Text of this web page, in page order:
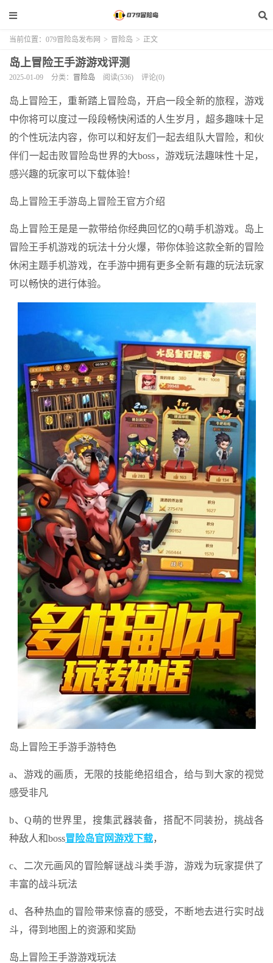
当前位置： 079冒险岛发布网 > 冒险岛 > 正文
岛上冒险王手游游戏评测
2025-01-09 分类： 冒险岛 阅读(536) 评论(0)
岛上冒险王，重新踏上冒险岛，开启一段全新的旅程，游戏
中你将可以度过一段段畅快闲适的人生岁月，超多趣味十足
的个性玩法内容，你可以和好友们一起去组队大冒险，和伙
伴们一起击败冒险岛世界的大boss，游戏玩法趣味性十足，
感兴趣的玩家可以下载体验！
岛上冒险王手游岛上冒险王官方介绍
岛上冒险王是是一款带给你经典回忆的Q萌手机游戏。岛上
冒险王手机游戏的玩法十分火爆，带你体验这款全新的冒险
休闲主题手机游戏，在手游中拥有更多全新有趣的玩法玩家
可以畅快的进行体验。
岛上冒险王手游手游特色
a、游戏的画质，无限的技能绝招组合，给与到大家的视觉
感受非凡
b、Q萌的世界里，搜集武器装备，搭配不同装扮，挑战各
种敌人和boss冒险岛官网游戏下载，
c、二次元画风的冒险解谜战斗类手游，游戏为玩家提供了
丰富的战斗玩法
d、各种热血的冒险带来惊喜的感受，不断地去进行实时战
斗，得到地图上的资源和奖励
岛上冒险王手游游戏玩法